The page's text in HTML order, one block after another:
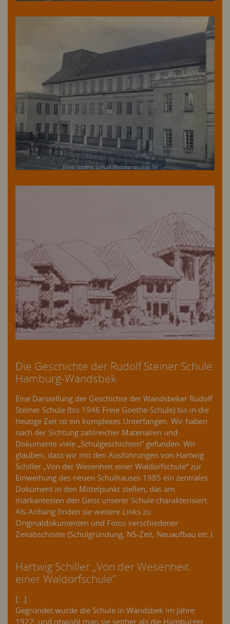
Die Geschichte der Rudolf Steiner Schule
Hamburg-Wandsbek
Eine Darstellung der Geschichte der Wandsbeker Rudolf
Steiner Schule (bis 1946 Freie Goethe-Schule) bis in die
heutige Zeit ist ein komplexes Unterfangen. Wir haben
nach der Sichtung zahlreicher Materialien und
Dokumente viele „Schulgeschichten“ gefunden. Wir
glauben, dass wir mit den Ausführungen von Hartwig
Schiller „Von der Wesenheit einer Waldorfschule“ zur
Einweihung des neuen Schulhauses 1985 ein zentrales
Dokument in den Mittelpunkt stellen, das am
markantesten den Geist unserer Schule charakterisiert.
Als Anhang finden sie weitere Links zu
Originaldokumenten und Fotos verschiedener
Zeitabschnitte (Schulgründung, NS-Zeit, Neuaufbau etc.).
Hartwig Schiller „Von der Wesenheit
einer Waldorfschule”
[…]
Gegründet wurde die Schule in Wandsbek im Jahre
1922, und obwohl man sie seither als die Hamburger